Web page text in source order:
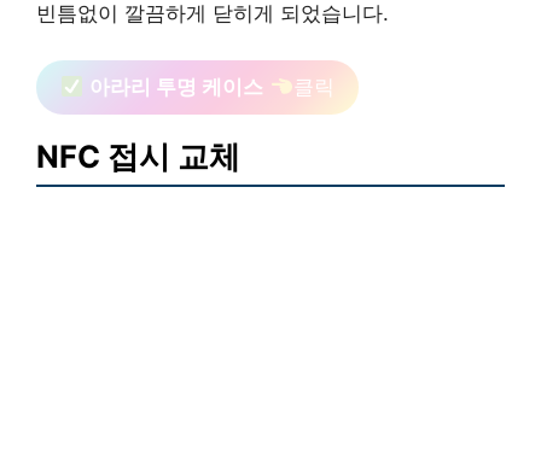
빈틈없이 깔끔하게 닫히게 되었습니다.
아라리 투명 케이스 클릭
NFC 접시 교체